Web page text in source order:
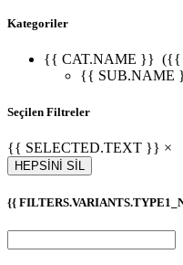
Kategoriler
{{ CAT.NAME }} ({{
{{ SUB.NAME
Seçilen Filtreler
{{ SELECTED.TEXT }} ×
HEPSİNİ SİL
{{